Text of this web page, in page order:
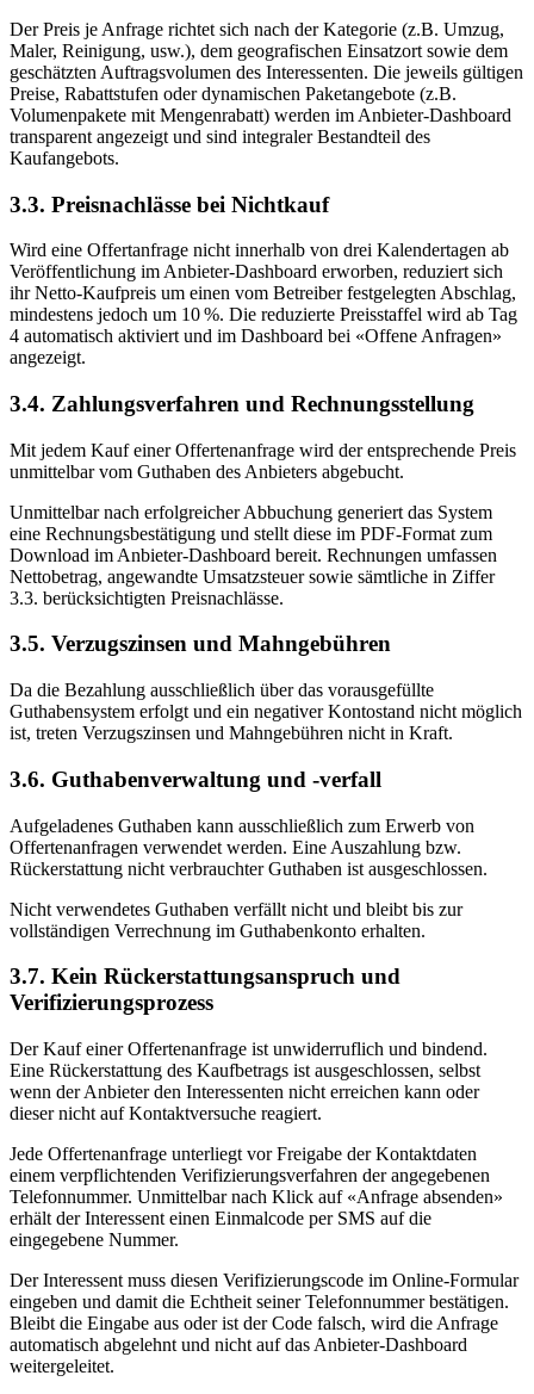
Der Preis je Anfrage richtet sich nach der Kategorie (z.B. Umzug,
Maler, Reinigung, usw.), dem geografischen Einsatzort sowie dem
geschätzten Auftragsvolumen des Interessenten. Die jeweils gültigen
Preise, Rabattstufen oder dynamischen Paketangebote (z.B.
Volumenpakete mit Mengenrabatt) werden im Anbieter-Dashboard
transparent angezeigt und sind integraler Bestandteil des
Kaufangebots.
3.3. Preisnachlässe bei Nichtkauf
Wird eine Offertanfrage nicht innerhalb von drei Kalendertagen ab
Veröffentlichung im Anbieter-Dashboard erworben, reduziert sich
ihr Netto-Kaufpreis um einen vom Betreiber festgelegten Abschlag,
mindestens jedoch um 10 %. Die reduzierte Preisstaffel wird ab Tag
4 automatisch aktiviert und im Dashboard bei «Offene Anfragen»
angezeigt.
3.4. Zahlungsverfahren und Rechnungsstellung
Mit jedem Kauf einer Offertenanfrage wird der entsprechende Preis
unmittelbar vom Guthaben des Anbieters abgebucht.
Unmittelbar nach erfolgreicher Abbuchung generiert das System
eine Rechnungsbestätigung und stellt diese im PDF-Format zum
Download im Anbieter-Dashboard bereit. Rechnungen umfassen
Nettobetrag, angewandte Umsatzsteuer sowie sämtliche in Ziffer
3.3. berücksichtigten Preisnachlässe.
3.5. Verzugszinsen und Mahngebühren
Da die Bezahlung ausschließlich über das vorausgefüllte
Guthabensystem erfolgt und ein negativer Kontostand nicht möglich
ist, treten Verzugszinsen und Mahngebühren nicht in Kraft.
3.6. Guthabenverwaltung und -verfall
Aufgeladenes Guthaben kann ausschließlich zum Erwerb von
Offertenanfragen verwendet werden. Eine Auszahlung bzw.
Rückerstattung nicht verbrauchter Guthaben ist ausgeschlossen.
Nicht verwendetes Guthaben verfällt nicht und bleibt bis zur
vollständigen Verrechnung im Guthabenkonto erhalten.
3.7. Kein Rückerstattungsanspruch und
Verifizierungsprozess
Der Kauf einer Offertenanfrage ist unwiderruflich und bindend.
Eine Rückerstattung des Kaufbetrags ist ausgeschlossen, selbst
wenn der Anbieter den Interessenten nicht erreichen kann oder
dieser nicht auf Kontaktversuche reagiert.
Jede Offertenanfrage unterliegt vor Freigabe der Kontaktdaten
einem verpflichtenden Verifizierungsverfahren der angegebenen
Telefonnummer. Unmittelbar nach Klick auf «Anfrage absenden»
erhält der Interessent einen Einmalcode per SMS auf die
eingegebene Nummer.
Der Interessent muss diesen Verifizierungscode im Online-Formular
eingeben und damit die Echtheit seiner Telefonnummer bestätigen.
Bleibt die Eingabe aus oder ist der Code falsch, wird die Anfrage
automatisch abgelehnt und nicht auf das Anbieter-Dashboard
weitergeleitet.